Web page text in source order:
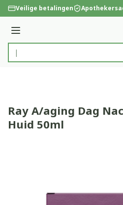
Ga naar de inhoud
Veilige betalingen
Menu
Product, merk, categorie...
Ray A/aging Dag
Huid 50ml